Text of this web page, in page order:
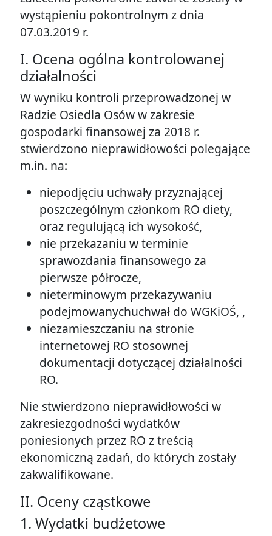
wystąpieniu pokontrolnym z dnia
07.03.2019 r.
I. Ocena ogólna kontrolowanej
działalności
W wyniku kontroli przeprowadzonej w
Radzie Osiedla Osów w zakresie
gospodarki finansowej za 2018 r.
stwierdzono nieprawidłowości polegające
m.in. na:
niepodjęciu uchwały przyznającej
poszczególnym członkom RO diety,
oraz regulującą ich wysokość,
nie przekazaniu w terminie
sprawozdania finansowego za
pierwsze półrocze,
nieterminowym przekazywaniu
podejmowanychuchwał do WGKiOŚ, ,
niezamieszczaniu na stronie
internetowej RO stosownej
dokumentacji dotyczącej działalności
RO.
Nie stwierdzono nieprawidłowości w
zakresiezgodności wydatków
poniesionych przez RO z treścią
ekonomiczną zadań, do których zostały
zakwalifikowane.
II. Oceny cząstkowe
1. Wydatki budżetowe